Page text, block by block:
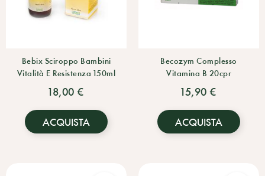
Bebix Sciroppo Bambini
Vitalità E Resistenza 150ml
18,00 €
ACQUISTA
Becozym Complesso
Vitamina B 20cpr
15,90 €
ACQUISTA